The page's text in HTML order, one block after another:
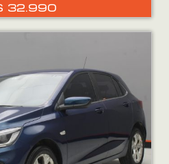
32.990